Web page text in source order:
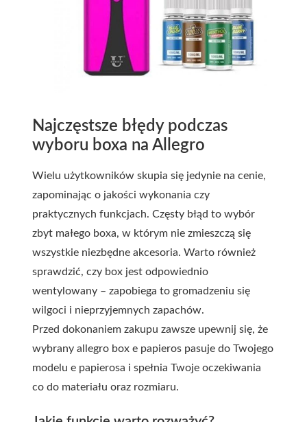
Najczęstsze błędy podczas
wyboru boxa na Allegro
Wielu użytkowników skupia się jedynie na cenie,
zapominając o jakości wykonania czy
praktycznych funkcjach. Częsty błąd to wybór
zbyt małego boxa, w którym nie zmieszczą się
wszystkie niezbędne akcesoria. Warto również
sprawdzić, czy box jest odpowiednio
wentylowany – zapobiega to gromadzeniu się
wilgoci i nieprzyjemnych zapachów.
Przed dokonaniem zakupu zawsze upewnij się, że
wybrany allegro box e papieros pasuje do Twojego
modelu e papierosa i spełnia Twoje oczekiwania
co do materiału oraz rozmiaru.